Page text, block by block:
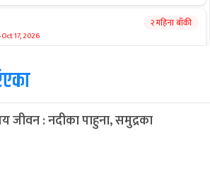
Oct 17, 2026
२ महिना बाँकी
18, 2026
२ महिना बाँकी
जीवन : नदीका पाहुना, समुद्रका